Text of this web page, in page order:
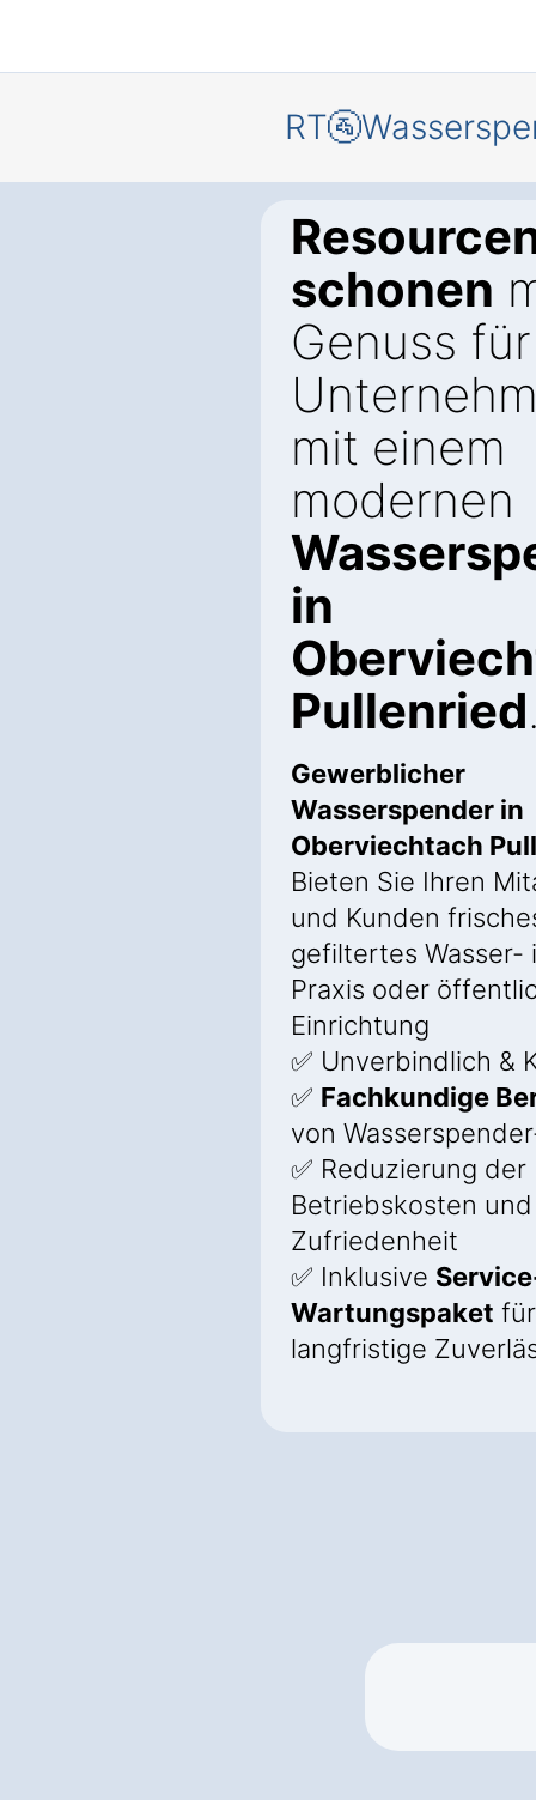
schonen
Genuss
mit einem
modernen
in
Pullenried
Gewerblicher
Wasserspender in
Oberviechtach
Bieten Sie Ihren
und Kunden
gefiltertes Wasser-
Praxis oder
Einrichtung
✅ Unverbindlich &
✅ Fachkundige
von
✅ Reduzierung der
Betriebskosten
Zufriedenheit
✅ Inklusive
Wartungspaket für
langfristige